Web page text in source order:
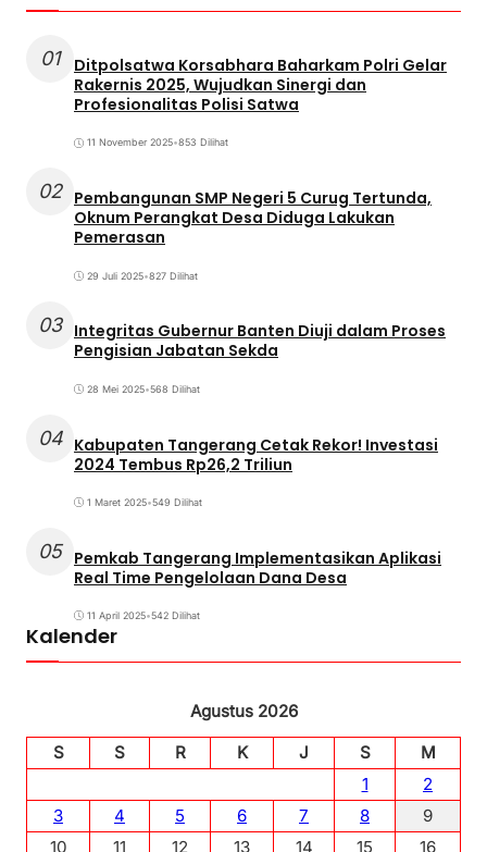
01
Ditpolsatwa Korsabhara Baharkam Polri Gelar
Rakernis 2025, Wujudkan Sinergi dan
Profesionalitas Polisi Satwa
11 November 2025•853 Dilihat
02 Pembangunan SMP Negeri 5 Curug Tertunda,
Oknum Perangkat Desa Diduga Lakukan
Pemerasan
29 Juli 2025•827 Dilihat
03 Integritas Gubernur Banten Diuji dalam Proses
Pengisian Jabatan Sekda
28 Mei 2025•568 Dilihat
04 Kabupaten Tangerang Cetak Rekor! Investasi
2024 Tembus Rp26,2 Triliun
1 Maret 2025•549 Dilihat
05 Pemkab Tangerang Implementasikan Aplikasi
Real Time Pengelolaan Dana Desa
11 April 2025•542 Dilihat
Kalender
Agustus 2026
S
S R K J S
M
1
2
3
4 5 6 7 8
9
10
11 12 13 14 15
16